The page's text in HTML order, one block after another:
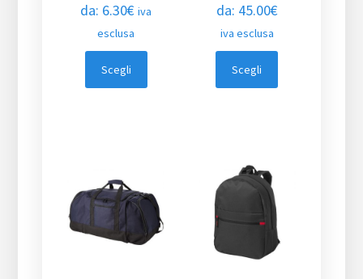
da: 6.30€ iva
esclusa
Scegli
da: 45.00€
iva esclusa
Scegli